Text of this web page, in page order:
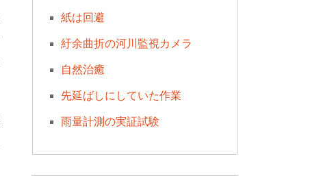
紙は回避
紆余曲折の河川監視カメラ
自然治癒
先延ばしにしていた作業
雨量計測の実証試験